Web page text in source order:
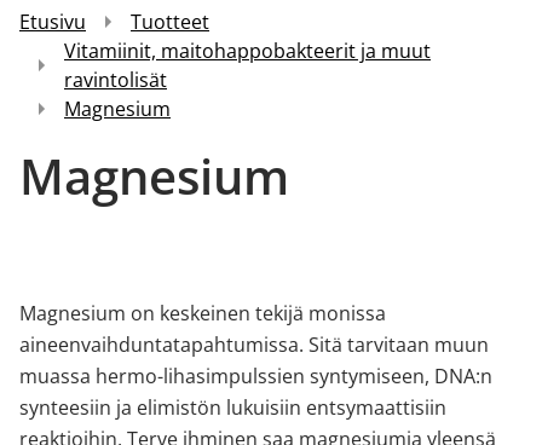
Etusivu
Tuotteet
Vitamiinit, maitohappobakteerit ja muut
ravintolisät
Magnesium
Magnesium
Magnesium on keskeinen tekijä monissa
aineenvaihduntatapahtumissa. Sitä tarvitaan muun
muassa hermo-lihasimpulssien syntymiseen, DNA:n
synteesiin ja elimistön lukuisiin entsymaattisiin
reaktioihin. Terve ihminen saa magnesiumia yleensä